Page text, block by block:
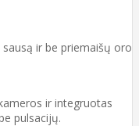
ir be priemaišų oro
ir integruotas
pulsacijų.